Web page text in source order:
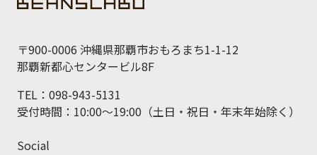
〒900-0006 沖縄県那覇市おもろまち1-1-12
那覇新都心センタービル8F
TEL：098-943-5131
受付時間：10:00～19:00（土日・祝日・年末年始除く）
Social